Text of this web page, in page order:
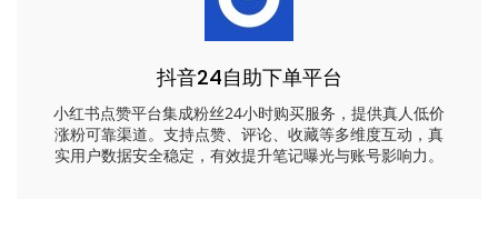
抖音24自助下单平台
小红书点赞平台集成粉丝24小时购买服务，提供真人低价
涨粉可靠渠道。支持点赞、评论、收藏等多维度互动，真
实用户数据安全稳定，有效提升笔记曝光与账号影响力。